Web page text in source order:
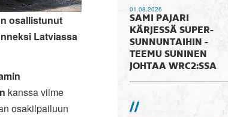
osallistunut
Latviassa
kanssa viime
osakilpailuun
01.08.2026
SAMI PAJARI
KÄRJESSÄ SUPER-
SUNNUNTAIHIN -
TEEMU SUNINEN
JOHTAA WRC2:SSA